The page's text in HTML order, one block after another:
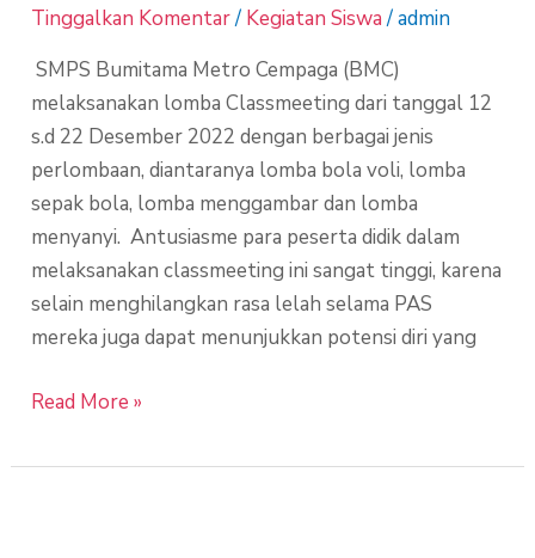
Tinggalkan Komentar/ Kegiatan Siswa/admin
SMPS Bumitama Metro Cempaga (BMC)
melaksanakan lomba Classmeeting dari tanggal 12
s.d 22 Desember 2022 dengan berbagai jenis
perlombaan, diantaranya lomba bola voli, lomba
sepak bola, lomba menggambar dan lomba
menyanyi. Antusiasme para peserta didik dalam
melaksanakan classmeeting ini sangat tinggi, karena
selain menghilangkan rasa lelah selama PAS
mereka juga dapat menunjukkan potensi diri yang
Read More »